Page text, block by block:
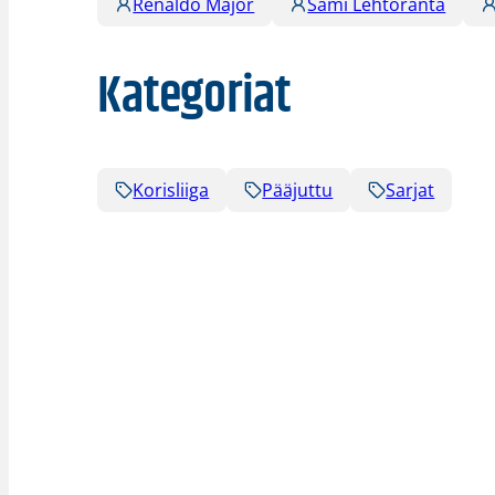
Kategoriat
Korisliiga Pääjuttu Sarjat